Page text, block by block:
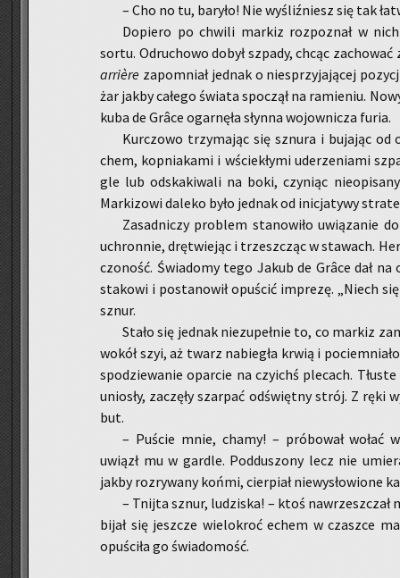
– Cho no tu, ba­ry­ło! Nie wy­śliź­niesz się tak
Do­pie­ro po chwi­li mar­kiz roz­po­znał w
sortu. Od­ru­cho­wo dobył szpa­dy, chcąc
arrière za­po­mniał jed­nak o nie­sprzy­ja­ją­cej
żar jakby ca­łe­go świa­ta spo­czął na ra­mie­niu.
ku­ba de Grâce ogar­nę­ła słyn­na wo­jow­ni­cza furia.
Kur­czo­wo trzy­ma­jąc się sznu­ra i bu­ja­jąc
chem, kop­nia­ka­mi i wście­kły­mi ude­rze­nia­mi
gle lub od­ska­ki­wa­li na boki, czy­niąc
Mar­ki­zo­wi da­le­ko było jed­nak od ini­cja­ty­wy
Za­sad­ni­czy pro­blem sta­no­wi­ło uwią­za­nie
uchron­nie, drę­twie­jąc i trzesz­cząc w sta­wach.
czo­ność. Świa­do­my tego Jakub de Grâce dał
sta­ko­wi i po­sta­no­wił opu­ścić im­pre­zę. „Niech się
sznur.
Stało się jed­nak nie­zu­peł­nie to, co mar­kiz
wokół szyi, aż twarz na­bie­gła krwią i
spo­dzie­wa­nie opar­cie na czy­ichś ple­cach.
unio­sły, za­czę­ły szar­pać od­święt­ny strój. Z ręki
but.
– Pu­ście mnie, chamy! – pró­bo­wał wołać
uwiązł mu w gar­dle. Pod­du­szo­ny lecz nie
jakby roz­ry­wa­ny końmi, cier­piał nie­wy­sło­wio­ne
– Tnij­ta sznur, lu­dzi­ska! – ktoś na­wrzesz­czał
bi­jał się jesz­cze wie­lo­kroć echem w czasz­ce
opu­ści­ła go świa­do­mość.